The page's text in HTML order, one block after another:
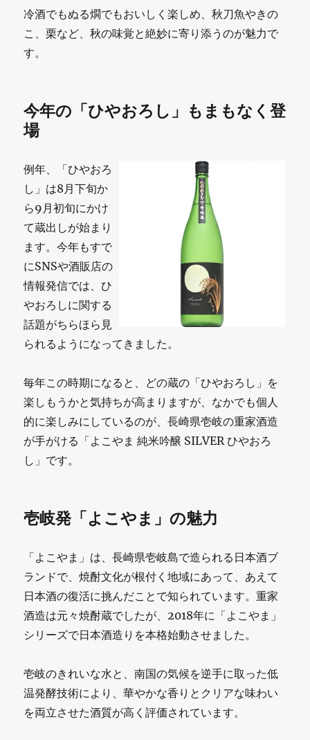
冷酒でもぬる燗でもおいしく楽しめ、秋刀魚やきの
こ、栗など、秋の味覚と絶妙に寄り添うのが魅力で
す。
今年の「ひやおろし」もまもなく登
場
例年、「ひやおろ
し」は8月下旬か
ら9月初旬にかけ
て蔵出しが始まり
ます。今年もすで
にSNSや酒販店の
情報発信では、ひ
やおろしに関する
話題がちらほら見
られるようになってきました。
毎年この時期になると、どの蔵の「ひやおろし」を
楽しもうかと気持ちが高まりますが、なかでも個人
的に楽しみにしているのが、長崎県壱岐の重家酒造
が手がける「よこやま 純米吟醸 SILVER ひやおろ
し」です。
壱岐発「よこやま」の魅力
「よこやま」は、長崎県壱岐島で造られる日本酒ブ
ランドで、焼酎文化が根付く地域にあって、あえて
日本酒の復活に挑んだことで知られています。重家
酒造は元々焼酎蔵でしたが、2018年に「よこやま」
シリーズで日本酒造りを本格始動させました。
壱岐のきれいな水と、南国の気候を逆手に取った低
温発酵技術により、華やかな香りとクリアな味わい
を両立させた酒質が高く評価されています。